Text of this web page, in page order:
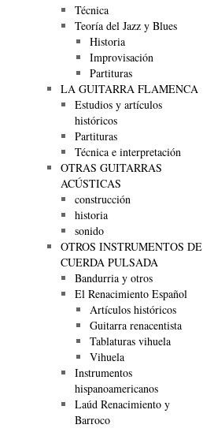
Técnica
Teoría del Jazz y Blues
Historia
Improvisación
Partituras
LA GUITARRA FLAMENCA
Estudios y artículos
históricos
Partituras
Técnica e interpretación
OTRAS GUITARRAS
ACÚSTICAS
construcción
historia
sonido
OTROS INSTRUMENTOS DE
CUERDA PULSADA
Bandurria y otros
El Renacimiento Español
Artículos históricos
Guitarra renacentista
Tablaturas vihuela
Vihuela
Instrumentos
hispanoamericanos
Laúd Renacimiento y
Barroco